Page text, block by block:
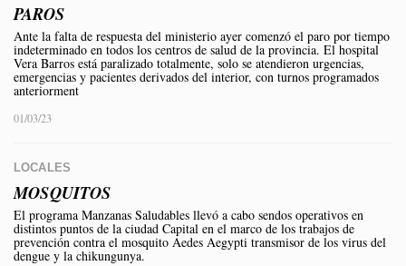
PAROS
Ante la falta de respuesta del ministerio ayer comenzó el paro por tiempo
indeterminado en todos los centros de salud de la provincia. El hospital
Vera Barros está paralizado totalmente, solo se atendieron urgencias,
emergencias y pacientes derivados del interior, con turnos programados
anteriorment
01/03/23
LOCALES
MOSQUITOS
El programa Manzanas Saludables llevó a cabo sendos operativos en
distintos puntos de la ciudad Capital en el marco de los trabajos de
prevención contra el mosquito Aedes Aegypti transmisor de los virus del
dengue y la chikungunya.